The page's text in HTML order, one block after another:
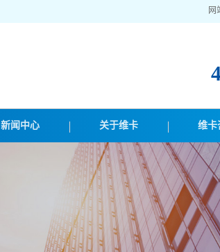
网
新闻中心 关于维卡 维卡